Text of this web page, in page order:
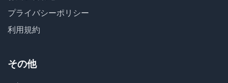
プライバシーポリシー
利用規約
その他